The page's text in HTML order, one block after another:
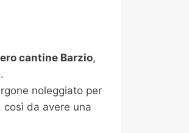
cantine Barzio,
noleggiato per
da avere una